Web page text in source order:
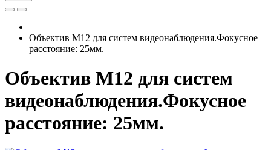
Объектив М12 для систем видеонаблюдения.Фокусное
расстояние: 25мм.
Объектив М12 для систем
видеонаблюдения.Фокусное
расстояние: 25мм.